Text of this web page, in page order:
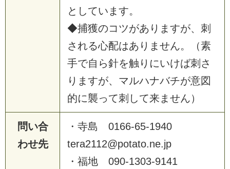
と してい ま す。
◆捕獲のコ ツがあ り ま すが、 刺
さ れる心配はあ り ま せん。 （素
手で自 ら針を触 り にいけば刺 さ
り ま すが、 マルハナバチが意図
的に襲って刺 して来ま せん）
問い合
わせ先
・ 寺島 0166-65-1940
tera2112@potato.ne.jp
・ 福地 090-1303-9141